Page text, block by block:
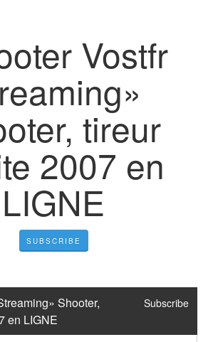
Vostfr
tireur
2007 en
LIGNE
SUBSCRIBE
Shooter,
en LIGNE
Subscribe